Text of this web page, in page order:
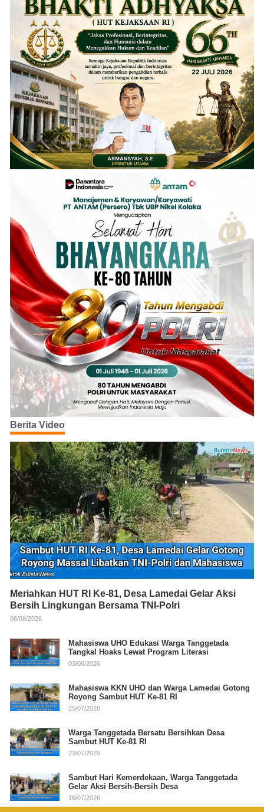
Berita Video
Meriahkan HUT RI Ke-81, Desa Lamedai Gelar Aksi
Bersih Lingkungan Bersama TNI-Polri
06/08/2026
Mahasiswa UHO Edukasi Warga Tanggetada
Tangkal Hoaks Lewat Program Literasi
03/08/2026
Mahasiswa KKN UHO dan Warga Lamedai Gotong
Royong Sambut HUT Ke-81 RI
25/07/2026
Warga Tanggetada Bersatu Bersihkan Desa
Sambut HUT Ke-81 RI
23/07/2026
Sambut Hari Kemerdekaan, Warga Tanggetada
Gelar Aksi Bersih-Bersih Desa
16/07/2026